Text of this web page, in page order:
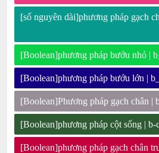
[số nguyên dài]phương pháp gạch
[Boolean]phương pháp bướu nhỏ |
[Boolean]phương pháp bướu lớn |
[Boolean]Phương pháp gạch chân |
[Boolean]phương pháp cột sống | b-
[Boolean]phương pháp gạch chân